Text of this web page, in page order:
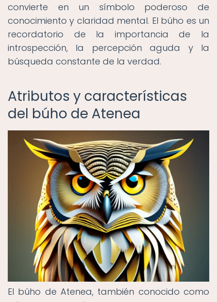
convierte en un símbolo poderoso de
conocimiento y claridad mental. El búho es un
recordatorio de la importancia de la
introspección, la percepción aguda y la
búsqueda constante de la verdad.
Atributos y características
del búho de Atenea
El búho de Atenea, también conocido como